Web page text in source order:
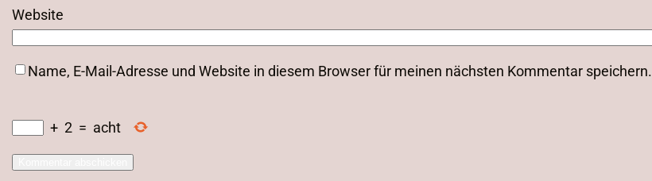
Website
Name, E-Mail-Adresse und Website in diesem Browser für meinen nächsten Kommentar speichern.
+ 2 = acht